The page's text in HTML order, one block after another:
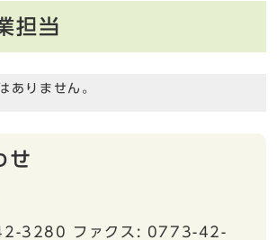
担当
ありません。
せ
3280 ファクス: 0773-42-